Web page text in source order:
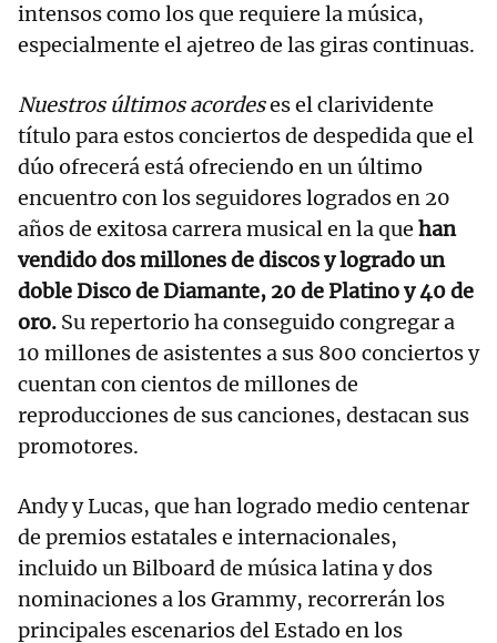
intensos como los que requiere la música,
especialmente el ajetreo de las giras continuas.
Nuestros últimos acordeses el clarividente
título para estos conciertos de despedida que el
dúo ofrecerá está ofreciendo en un último
encuentro con los seguidores logrados en 20
años de exitosa carrera musical en la que han
vendido dos millones de discos y logrado un
doble Disco de Diamante, 20 de Platino y 40 de
oro. Su repertorio ha conseguido congregar a
10 millones de asistentes a sus 800 conciertos y
cuentan con cientos de millones de
reproducciones de sus canciones, destacan sus
promotores.
Andy y Lucas, que han logrado medio centenar
de premios estatales e internacionales,
incluido un Bilboard de música latina y dos
nominaciones a los Grammy, recorrerán los
principales escenarios del Estado en los